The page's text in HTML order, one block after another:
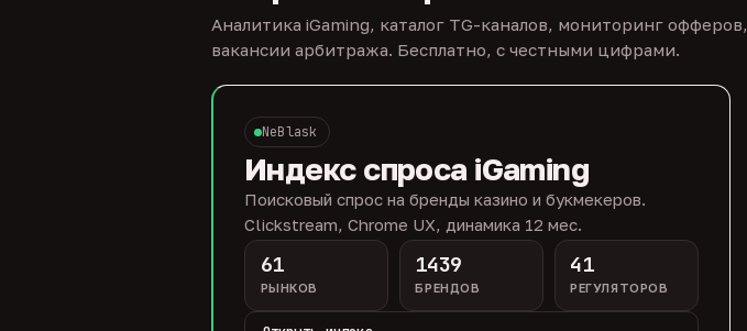
Аналитика iGaming, каталог TG-каналов, мониторинг офферов,
вакансии арбитража. Бесплатно, с честными цифрами.
NeBlask
Индекс спроса iGaming
Поисковый спрос на бренды казино и букмекеров.
Clickstream, Chrome UX, динамика 12 мес.
61
РЫНКОВ
1439
БРЕНДОВ
41
РЕГУЛЯТОРОВ